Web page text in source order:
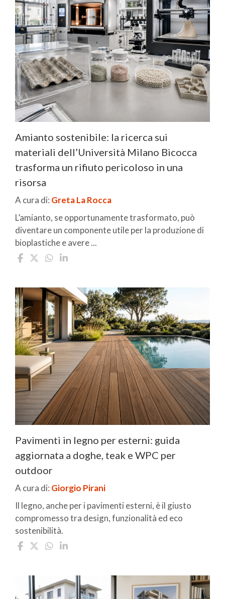
Amianto sostenibile: la ricerca sui
materiali dell’Università Milano Bicocca
trasforma un rifiuto pericoloso in una
risorsa
A cura di: Greta La Rocca
L’amianto, se opportunamente trasformato, può
diventare un componente utile per la produzione di
bioplastiche e avere ...
Pavimenti in legno per esterni: guida
aggiornata a doghe, teak e WPC per
outdoor
A cura di: Giorgio Pirani
Il legno, anche per i pavimenti esterni, è il giusto
compromesso tra design, funzionalità ed eco
sostenibilità.